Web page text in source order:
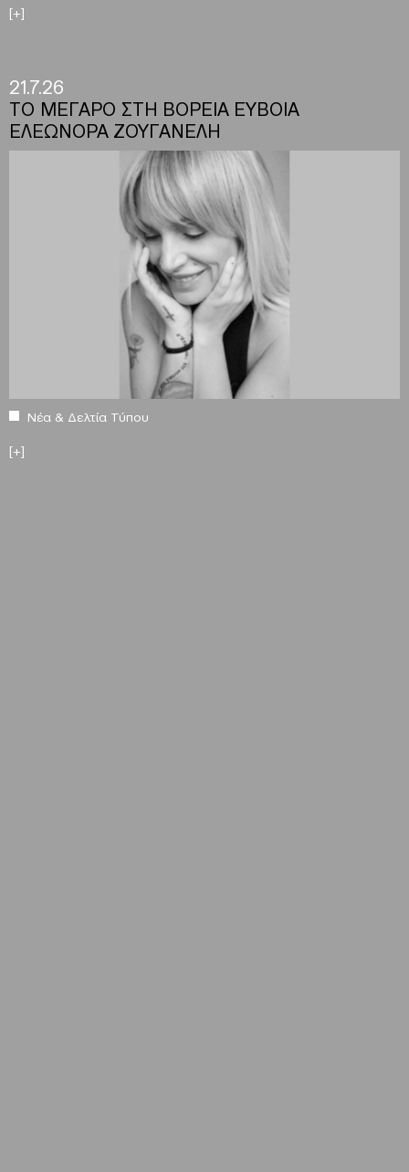
[+]
21.7.26
ΤΟ ΜΕΓΑΡΟ ΣΤΗ ΒΟΡΕΙΑ ΕΥΒΟΙΑ
ΕΛΕΩΝΟΡΑ ΖΟΥΓΑΝΕΛΗ
Νέα & Δελτία Τύπου
[+]